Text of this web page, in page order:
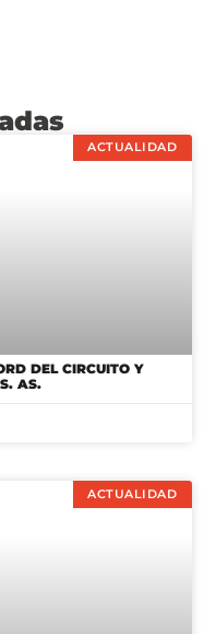
ACTUALIDAD
DEL CIRCUITO Y
AS.
ACTUALIDAD